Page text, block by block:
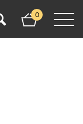
0